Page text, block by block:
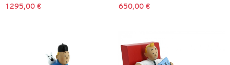
1 295,00 € 650,00 €